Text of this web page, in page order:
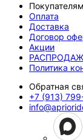
Покупателям
Оплата
Доставка
Договор
Акции
Политика
Обратная
+7 (913)